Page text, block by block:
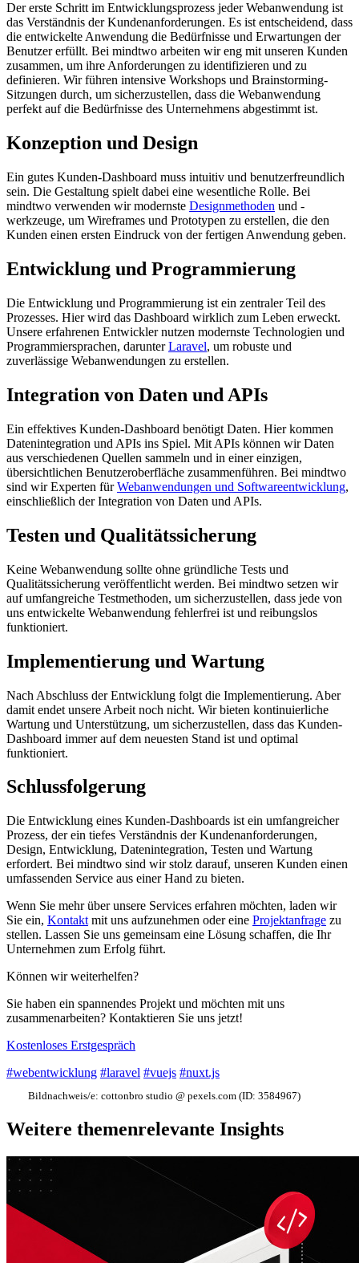
Der erste Schritt im Entwicklungsprozess jeder Webanwendung ist
das Verständnis der Kundenanforderungen. Es ist entscheidend, dass
die entwickelte Anwendung die Bedürfnisse und Erwartungen der
Benutzer erfüllt. Bei mindtwo arbeiten wir eng mit unseren Kunden
zusammen, um ihre Anforderungen zu identifizieren und zu
definieren. Wir führen intensive Workshops und Brainstorming-
Sitzungen durch, um sicherzustellen, dass die Webanwendung
perfekt auf die Bedürfnisse des Unternehmens abgestimmt ist.
Konzeption und Design
Ein gutes Kunden-Dashboard muss intuitiv und benutzerfreundlich
sein. Die Gestaltung spielt dabei eine wesentliche Rolle. Bei
mindtwo verwenden wir modernste Designmethoden und -
werkzeuge, um Wireframes und Prototypen zu erstellen, die den
Kunden einen ersten Eindruck von der fertigen Anwendung geben.
Entwicklung und Programmierung
Die Entwicklung und Programmierung ist ein zentraler Teil des
Prozesses. Hier wird das Dashboard wirklich zum Leben erweckt.
Unsere erfahrenen Entwickler nutzen modernste Technologien und
Programmiersprachen, darunterLaravel, um robuste und
zuverlässige Webanwendungen zu erstellen.
Integration von Daten und APIs
Ein effektives Kunden-Dashboard benötigt Daten. Hier kommen
Datenintegration und APIs ins Spiel. Mit APIs können wir Daten
aus verschiedenen Quellen sammeln und in einer einzigen,
übersichtlichen Benutzeroberfläche zusammenführen. Bei mindtwo
sind wir Experten fürWebanwendungen und Softwareentwicklung,
einschließlich der Integration von Daten und APIs.
Testen und Qualitätssicherung
Keine Webanwendung sollte ohne gründliche Tests und
Qualitätssicherung veröffentlicht werden. Bei mindtwo setzen wir
auf umfangreiche Testmethoden, um sicherzustellen, dass jede von
uns entwickelte Webanwendung fehlerfrei ist und reibungslos
funktioniert.
Implementierung und Wartung
Nach Abschluss der Entwicklung folgt die Implementierung. Aber
damit endet unsere Arbeit noch nicht. Wir bieten kontinuierliche
Wartung und Unterstützung, um sicherzustellen, dass das Kunden-
Dashboard immer auf dem neuesten Stand ist und optimal
funktioniert.
Schlussfolgerung
Die Entwicklung eines Kunden-Dashboards ist ein umfangreicher
Prozess, der ein tiefes Verständnis der Kundenanforderungen,
Design, Entwicklung, Datenintegration, Testen und Wartung
erfordert. Bei mindtwo sind wir stolz darauf, unseren Kunden einen
umfassenden Service aus einer Hand zu bieten.
Wenn Sie mehr über unsere Services erfahren möchten, laden wir
Sie ein, Kontakt mit uns aufzunehmen oder eine Projektanfrage zu
stellen. Lassen Sie uns gemeinsam eine Lösung schaffen, die Ihr
Unternehmen zum Erfolg führt.
Können wir weiterhelfen?
Sie haben ein spannendes Projekt und möchten mit uns
zusammenarbeiten? Kontaktieren Sie uns jetzt!
Kostenloses Erstgespräch
#webentwicklung #laravel #vuejs #nuxt.js
Bildnachweis/e: cottonbro studio @ pexels.com (ID: 3584967)
Weitere themenrelevante Insights